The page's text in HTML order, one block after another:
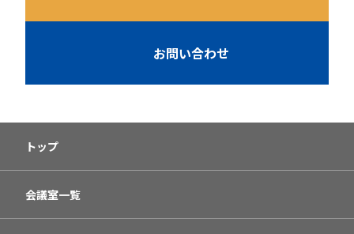
お問い合わせ
トップ
会議室一覧